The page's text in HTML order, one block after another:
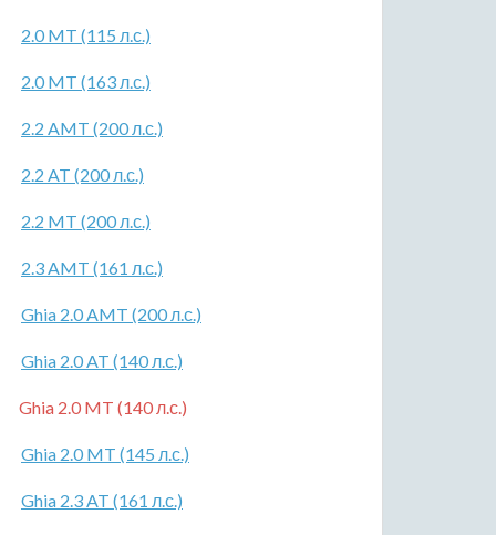
2.0 MT (115 л.с.)
2.0 MT (163 л.с.)
2.2 AMT (200 л.с.)
2.2 AT (200 л.с.)
2.2 MT (200 л.с.)
2.3 AMT (161 л.с.)
Ghia 2.0 AMT (200 л.с.)
Ghia 2.0 AT (140 л.с.)
Ghia 2.0 MT (140 л.с.)
Ghia 2.0 MT (145 л.с.)
Ghia 2.3 AT (161 л.с.)